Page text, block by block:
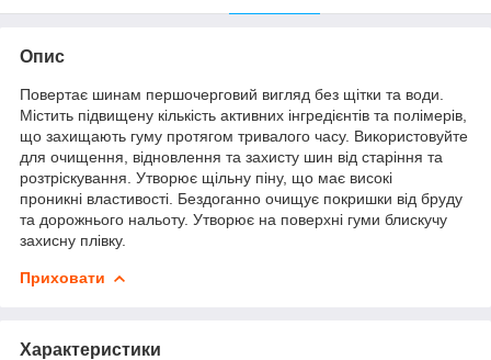
Опис
Повертає шинам першочерговий вигляд без щітки та води.
Містить підвищену кількість активних інгредієнтів та полімерів,
що захищають гуму протягом тривалого часу. Використовуйте
для очищення, відновлення та захисту шин від старіння та
розтріскування. Утворює щільну піну, що має високі
проникні властивості. Бездоганно очищує покришки від бруду
та дорожнього нальоту. Утворює на поверхні гуми блискучу
захисну плівку.
Приховати
Характеристики